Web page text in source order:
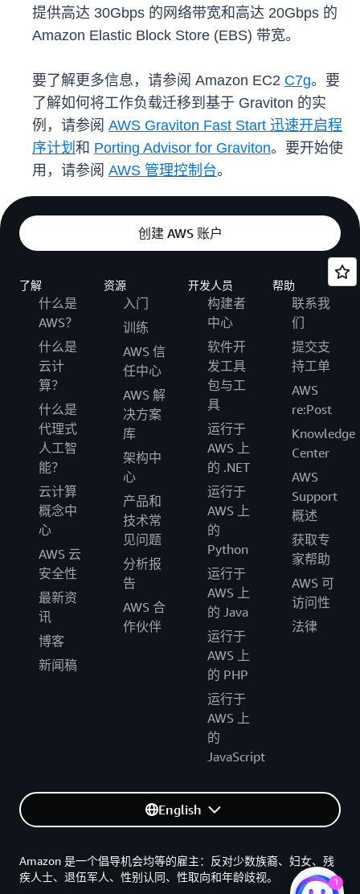
提供高达 30Gbps 的网络带宽和高达 20Gbps 的
Amazon Elastic Block Store (EBS) 带宽。
要了解更多信息，请参阅 Amazon EC2 C7g。要
了解如何将工作负载迁移到基于 Graviton 的实
例，请参阅 AWS Graviton Fast Start 迅速开启程
序计划 和 Porting Advisor for Graviton。要开始使
用，请参阅 AWS 管理控制台。
创建 AWS 账户
了解
什么是
AWS？
什么是
云计
算？
什么是
代理式
人工智
能？
云计算
概念中
心
AWS 云
安全性
最新资
讯
博客
新闻稿
资源
入门
训练
AWS 信
任中心
AWS 解
决方案
库
架构中
心
产品和
技术常
见问题
分析报
告
AWS 合
作伙伴
开发人员
构建者
中心
软件开
发工具
包与工
具
运行于
AWS 上
的 .NET
运行于
AWS 上
的
Python
运行于
AWS 上
的 Java
运行于
AWS 上
的 PHP
运行于
AWS 上
的
JavaScript
帮助
联系我
们
提交支
持工单
AWS
re:Post
Knowledge
Center
AWS
Support
概述
获取专
家帮助
AWS 可
访问性
法律
English
Amazon 是一个倡导机会均等的雇主：反对少数族裔、妇女、残
疾人士、退伍军人、性别认同、性取向和年龄歧视。
1